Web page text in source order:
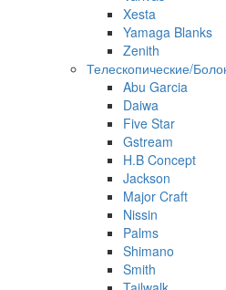
Xesta
Yamaga Blanks
Zenith
Телескопические/
Abu Garcia
Daiwa
Five Star
Gstream
H.B Concept
Jackson
Major Craft
Nissin
Palms
Shimano
Smith